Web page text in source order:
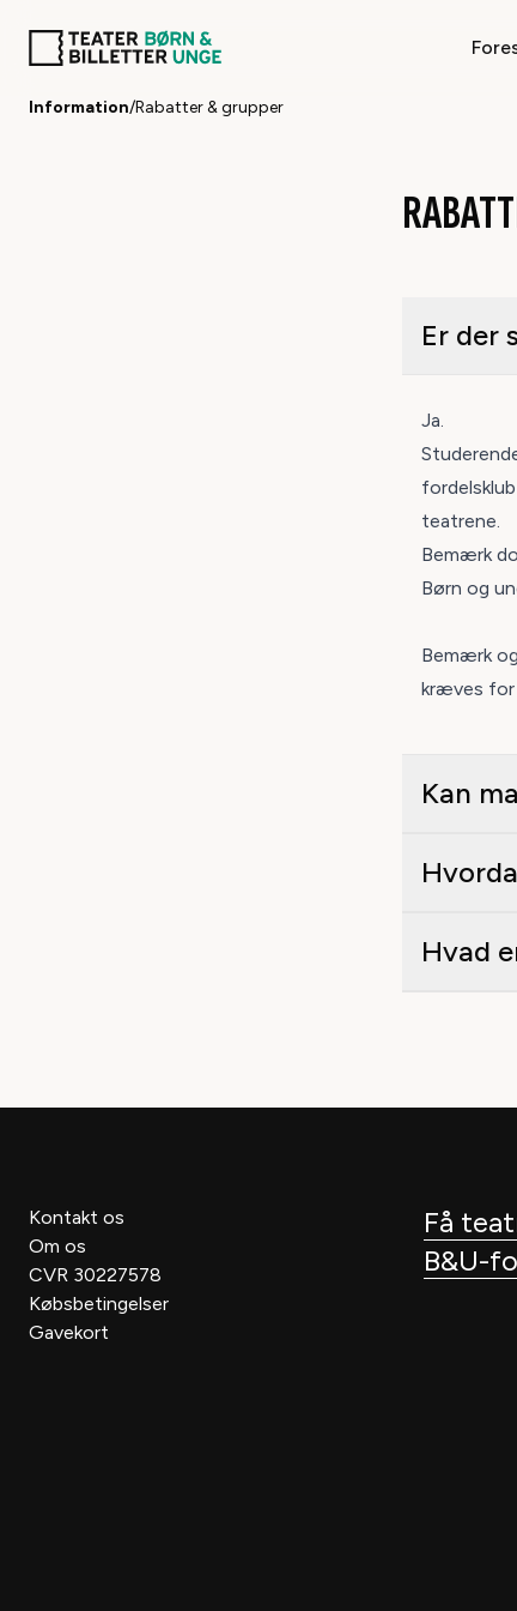
Information/Rabatter & grupper
Er der
Ja.
fordelsklub
teatrene.
Bemærk
Børn og
Bemærk
kræves for
Hvad
Kontakt os
Om os
CVR 30227578
Købsbetingelser
Gavekort
Få
B&U-